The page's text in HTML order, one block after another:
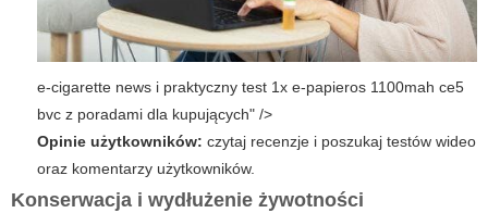
e-cigarette news i praktyczny test 1x e-papieros 1100mah ce5
bvc z poradami dla kupujących" />
Opinie użytkowników: czytaj recenzje i poszukaj testów wideo
oraz komentarzy użytkowników.
Konserwacja i wydłużenie żywotności